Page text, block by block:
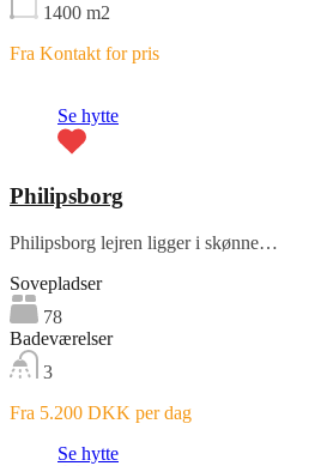
1400 m2
Fra Kontakt for pris
Se hytte
Philipsborg
Philipsborg lejren ligger i skønne…
Sovepladser
78
Badeværelser
3
Fra 5.200 DKK per dag
Se hytte